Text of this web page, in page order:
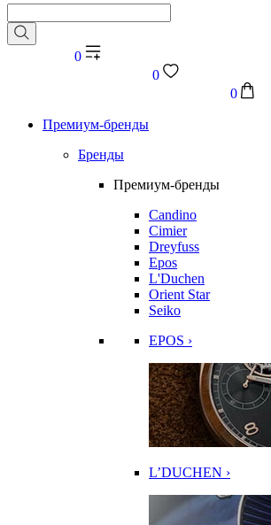
0
0
0
Премиум-бренды
Бренды
Премиум-бренды
Candino
Cimier
Dreyfuss
Epos
L'Duchen
Orient Star
Seiko
EPOS ›
L’DUCHEN ›